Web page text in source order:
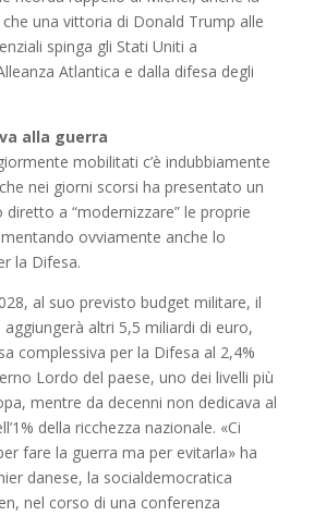
una vittoria di Donald Trump alle
spinga gli Stati Uniti a
Atlantica e dalla difesa degli
alla guerra
mobilitati c’è indubbiamente
nei giorni scorsi ha presentato un
a “modernizzare” le proprie
ovviamente anche lo
la Difesa.
al suo previsto budget militare, il
aggiungerà altri 5,5 miliardi di euro,
complessiva per la Difesa al 2,4%
Lordo del paese, uno dei livelli più
mentre da decenni non dedicava al
della ricchezza nazionale. «Ci
fare la guerra ma per evitarla» ha
danese, la socialdemocratica
nel corso di una conferenza